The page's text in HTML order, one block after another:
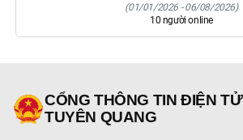
(01/01/2026 -06/08/2026)
10 người online
CỔNG THÔNG TIN ĐIỆN
TUYÊN QUANG